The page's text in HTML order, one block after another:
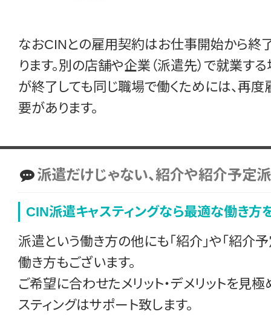
なおCINとの雇用契約はお仕事開始から終
ります。別の店舗や企業（派遣先）で就業す
が終了しても同じ職場で働くためには、再
要があります。
派遣だけじゃない、紹介や紹介予定
CIN派遣キャスティングなら最適な働き方
派遣という働き方の他にも「紹介」や「紹介
働き方もございます。
ご希望に合わせたメリット・デメリットを見
スティングはサポート致します。